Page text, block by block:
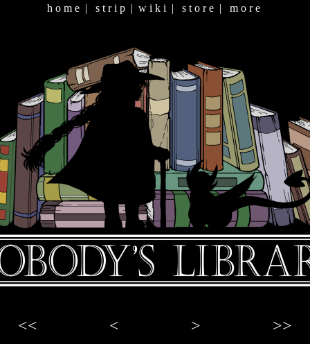
h o m e | s t r i p | w i k i | s t o r e | m o r e
<< < > >>